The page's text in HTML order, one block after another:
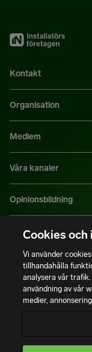
Kontakt
Organisation
Medlem
Våra kanaler
Opinionsbildning
Mer information
Copyright ©
Cookies
Vi använder
tillhandahålla
analysera vår
användning av vår
medier,